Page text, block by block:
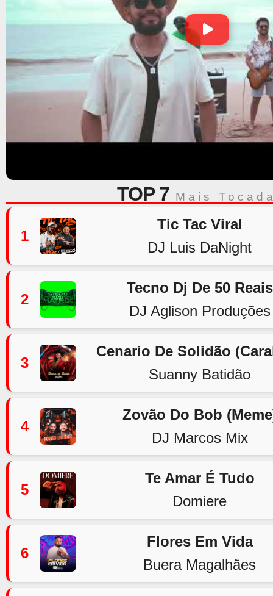
TOP 7 Mais
1
Tic Tac Viral
DJ Luis DaNight
2
Tecno Dj De 50 Reais
DJ Aglison Produções
3
Cenario De Solidão
Suanny Batidão
4
Zovão Do Bob
DJ Marcos Mix
5
Te Amar É Tudo
Domiere
6
Flores Em Vida
Buera Magalhães